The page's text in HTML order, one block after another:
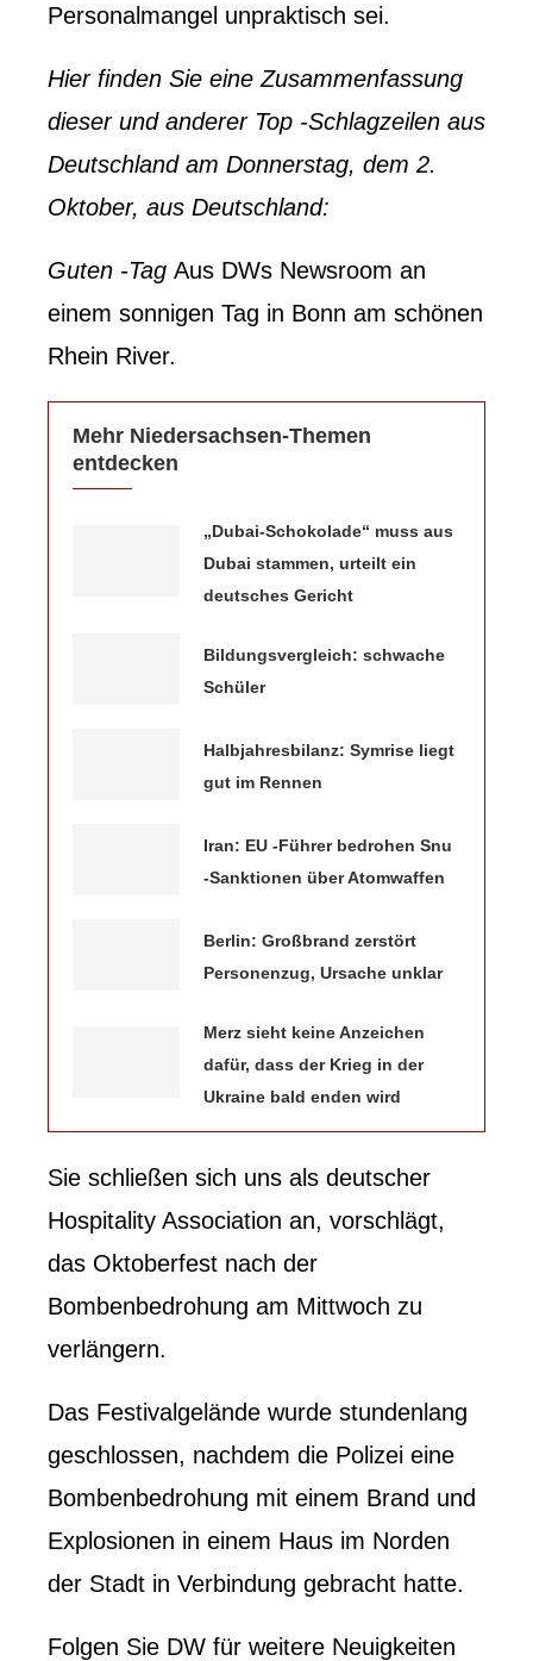
Personalmangel unpraktisch sei.
Hier finden Sie eine Zusammenfassung
dieser und anderer Top -Schlagzeilen aus
Deutschland am Donnerstag, dem 2.
Oktober, aus Deutschland:
Guten -Tag Aus DWs Newsroom an
einem sonnigen Tag in Bonn am schönen
Rhein River.
Mehr Niedersachsen-Themen
entdecken
„Dubai-Schokolade“ muss aus
Dubai stammen, urteilt ein
deutsches Gericht
Bildungsvergleich: schwache
Schüler
Halbjahresbilanz: Symrise liegt
gut im Rennen
Iran: EU -Führer bedrohen Snu
-Sanktionen über Atomwaffen
Berlin: Großbrand zerstört
Personenzug, Ursache unklar
Merz sieht keine Anzeichen
dafür, dass der Krieg in der
Ukraine bald enden wird
Sie schließen sich uns als deutscher
Hospitality Association an, vorschlägt,
das Oktoberfest nach der
Bombenbedrohung am Mittwoch zu
verlängern.
Das Festivalgelände wurde stundenlang
geschlossen, nachdem die Polizei eine
Bombenbedrohung mit einem Brand und
Explosionen in einem Haus im Norden
der Stadt in Verbindung gebracht hatte.
Folgen Sie DW für weitere Neuigkeiten